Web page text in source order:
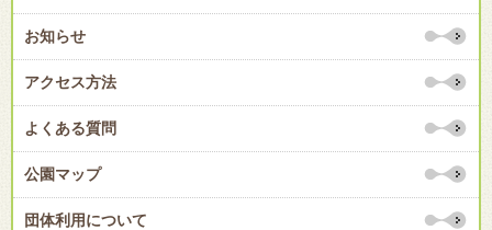
お知らせ
アクセス方法
よくある質問
公園マップ
団体利用について